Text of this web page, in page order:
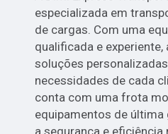
especializada em
de cargas. Com uma
qualificada e
soluções
necessidades de cada
conta com uma frota
equipamentos de
a segurança e